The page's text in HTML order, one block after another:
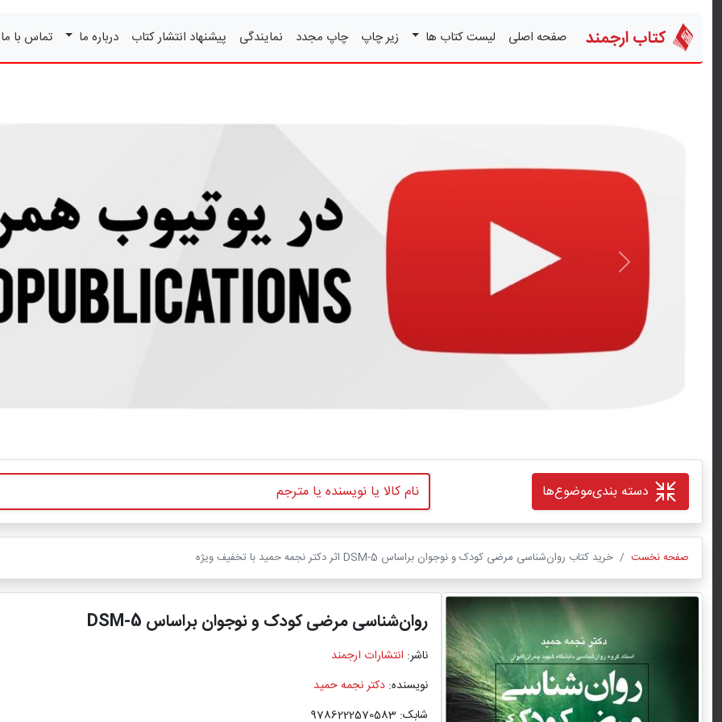
کتاب ارجمند صفحه اصلی لیست کتاب ها زیر چاپ چاپ مجدد نمایندگی پیشنهاد انتشار کتاب درباره ما تماس با
قبلی
دسته بندیموضوع‌ها
صفحه نخست خرید کتاب روان‌شناسی مرضی کودک و نوجوان براساس DSM-5 اثر دکتر نجمه حمید با تخفیف ویژه
روان‌شناسی مرضی کودک و نوجوان براساس DSM-5
ناشر: انتشارات ارجمند
نویسنده: دکتر نجمه حمید
شابک: 9786222570583